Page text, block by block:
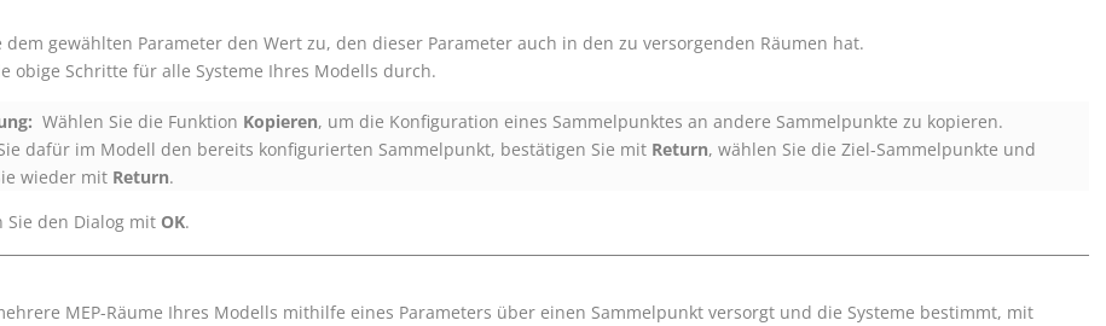
dem gewählten Parameter den Wert zu, den dieser Parameter auch in den zu versorgenden Räumen hat.
obige Schritte für alle Systeme Ihres Modells durch.
Wählen Sie die Funktion Kopieren, um die Konfiguration eines Sammelpunktes an andere Sammelpunkte zu kopieren.
dafür im Modell den bereits konfigurierten Sammelpunkt, bestätigen Sie mit Return, wählen Sie die Ziel-Sammelpunkte und
wieder mit Return.
Sie den Dialog mit OK.
MEP-Räume Ihres Modells mithilfe eines Parameters über einen Sammelpunkt versorgt und die Systeme bestimmt, mit